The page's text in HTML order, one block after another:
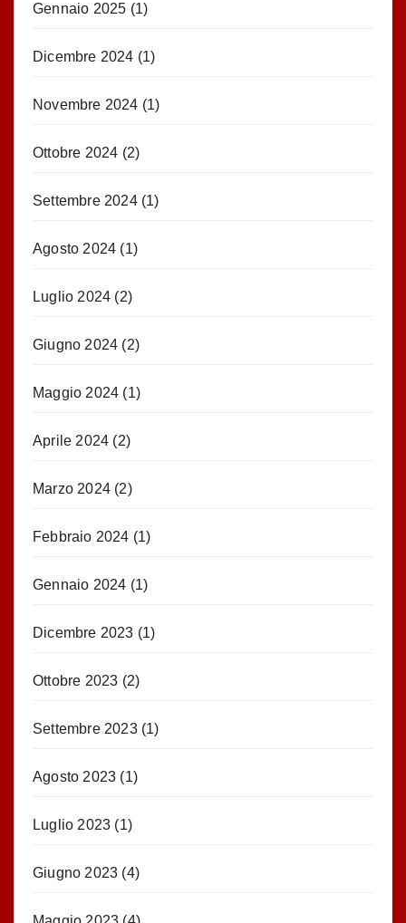
Gennaio 2025 (1)
Dicembre 2024 (1)
Novembre 2024 (1)
Ottobre 2024 (2)
Settembre 2024(1)
Agosto 2024 (1)
Luglio 2024 (2)
Giugno 2024 (2)
Maggio 2024 (1)
Aprile 2024 (2)
Marzo 2024 (2)
Febbraio 2024 (1)
Gennaio 2024 (1)
Dicembre 2023 (1)
Ottobre 2023 (2)
Settembre 2023(1)
Agosto 2023 (1)
Luglio 2023 (1)
Giugno 2023 (4)